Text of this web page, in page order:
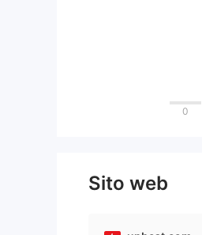
0
Sito web